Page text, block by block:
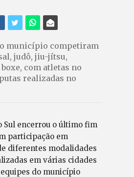
município competiram
judô, jiu-jítsu,
com atletas no
realizadas no
Sul encerrou o último fim
participação em
diferentes modalidades
em várias cidades
do município